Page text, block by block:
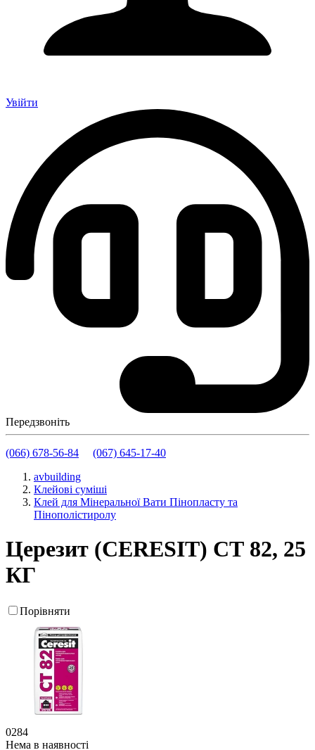
Увійти
Передзвоніть
(066) 678-56-84
(067) 645-17-40
avbuilding
Клейові суміші
Клей для Мінеральної Вати Пінопласту та
Пінополістиролу
Церезит (CERESIT) СТ 82, 25
КГ
Порівняти
0284
Нема в наявності